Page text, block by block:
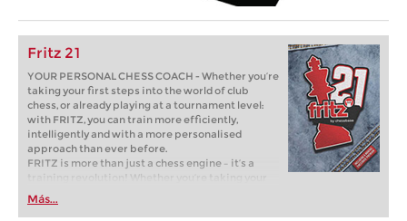
Fritz 21
YOUR PERSONAL CHESS COACH - Whether you’re
taking your first steps into the world of club
chess, or already playing at a tournament level:
with FRITZ, you can train more efficiently,
intelligently and with a more personalised
approach than ever before.
FRITZ is more than just a chess engine – it’s a
training revolution! Whether you’re taking your
first steps into the world of club chess, or already
playing at a tournament level: with FRITZ, you can
Más...